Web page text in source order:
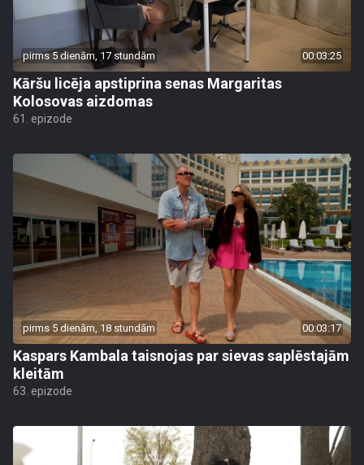
pirms 5 dienām, 17 stundām 00:03:25
Kāršu licēja apstiprina senas Margaritas
Kolosovas aizdomas
61. epizode
pirms 5 dienām, 18 stundām 00:03:17
Kaspars Kambala taisnojas par sievas saplēstajām
kleitām
63. epizode